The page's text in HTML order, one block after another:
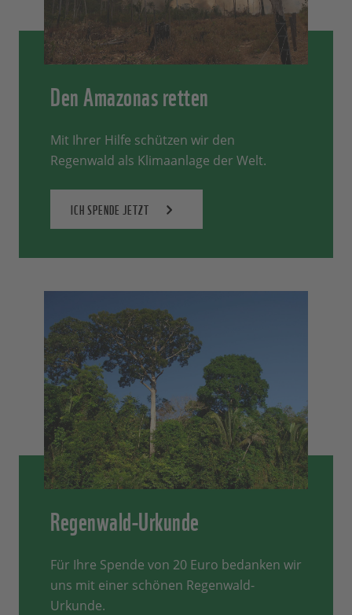
Den Amazonas retten
Mit Ihrer Hilfe schützen wir den
Regenwald als Klimaanlage der Welt.
ICH SPENDE JETZT
Regenwald-Urkunde
Für Ihre Spende von 20 Euro bedanken wir
uns mit einer schönen Regenwald-
Urkunde.